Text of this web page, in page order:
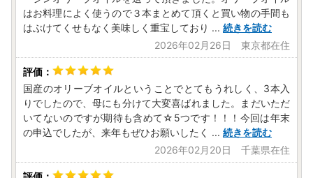
はお料理によく使うので３本まとめて頂くと買い物の手間も
はぶけてくせもなく美味しく重宝しており ... 続きを読む
2026年02月26日 東京都在住
国産のオリーブオイルということでとてもうれしく、3本入
りでしたので、母にも分けて大変喜ばれました。まだいただ
いてないのですが期待も含めて☆5つです！！！今回は年末
の申込でしたが、来年もぜひお願いしたく ... 続きを読む
2026年02月20日 千葉県在住